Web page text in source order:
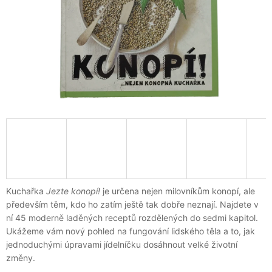
Kuchařka Jezte konopí! je určena nejen milovníkům konopí, ale
především těm, kdo ho zatím ještě tak dobře neznají. Najdete v
ní 45 moderně laděných receptů rozdělených do sedmi kapitol.
Ukážeme vám nový pohled na fungování lidského těla a to, jak
jednoduchými úpravami jídelníčku dosáhnout velké životní
změny.
D
O
P
O
R
U
Č